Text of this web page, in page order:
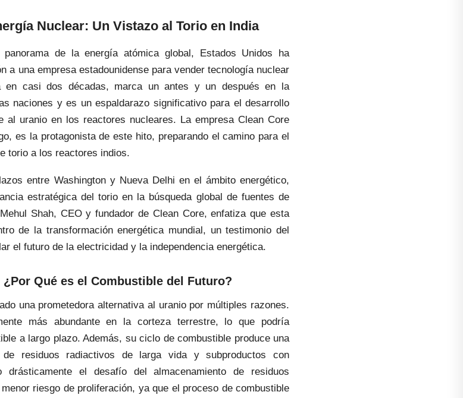
Nuclear: Un Vistazo al Torio en India
de la energía atómica global, Estados Unidos ha
a una empresa estadounidense para vender tecnología nuclear
en casi dos décadas, marca un antes y un después en la
naciones y es un espaldarazo significativo para el desarrollo
al uranio en los reactores nucleares. La empresa Clean Core
es la protagonista de este hito, preparando el camino para el
torio a los reactores indios.
entre Washington y Nueva Delhi en el ámbito energético,
estratégica del torio en la búsqueda global de fuentes de
Shah, CEO y fundador de Clean Core, enfatiza que esta
de la transformación energética mundial, un testimonio del
el futuro de la electricidad y la independencia energética.
Qué es el Combustible del Futuro?
una prometedora alternativa al uranio por múltiples razones.
más abundante en la corteza terrestre, lo que podría
a largo plazo. Además, su ciclo de combustible produce una
de residuos radiactivos de larga vida y subproductos con
drásticamente el desafío del almacenamiento de residuos
riesgo de proliferación, ya que el proceso de combustible